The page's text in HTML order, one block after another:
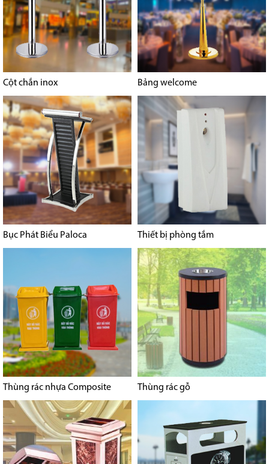
Cột chắn inox Bảng welcome
Bục Phát Biểu Paloca Thiết bị phòng tắm
Thùng rác nhựa Composite Thùng rác gỗ